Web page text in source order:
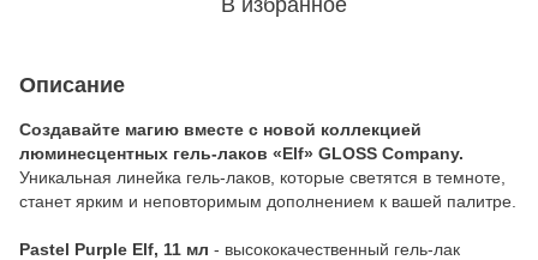
В избранное
Описание
Создавайте магию вместе с новой коллекцией
люминесцентных гель-лаков «Elf» GLOSS Company.
Уникальная линейка гель-лаков, которые светятся в темноте,
станет ярким и неповторимым дополнением к вашей палитре.
Pastel Purple Elf, 11 мл - высококачественный гель-лак